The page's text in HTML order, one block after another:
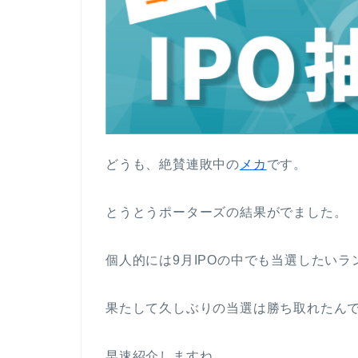
どうも、絶賛連敗中の メカ です。
とうとうポーターズの結果がでました。
個人的には9月IPOの中でも当選したい
果たして久しぶりの当選は勝ち取れたん